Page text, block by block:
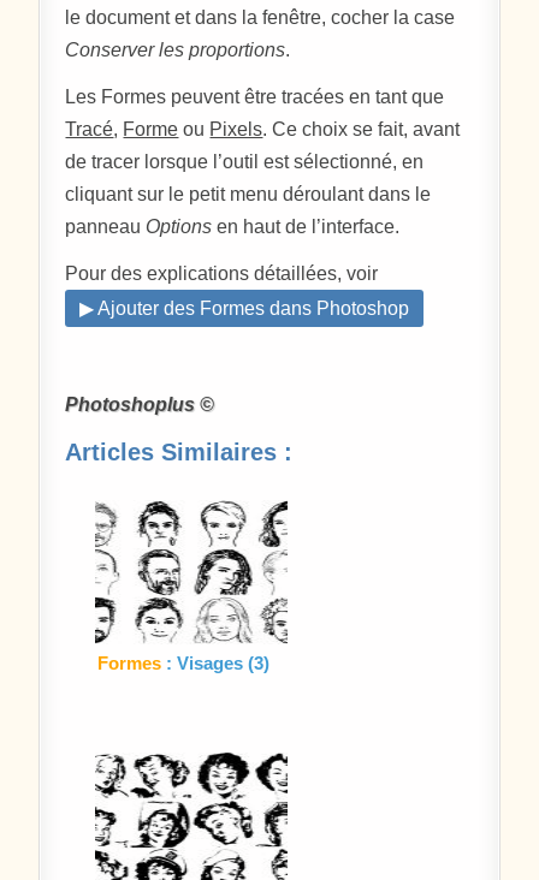
le document et dans la fenêtre, cocher la case
Conserver les proportions.
Les Formes peuvent être tracées en tant que
Tracé, Forme ou Pixels. Ce choix se fait, avant
de tracer lorsque l’outil est sélectionné, en
cliquant sur le petit menu déroulant dans le
panneau Options en haut de l’interface.
Pour des explications détaillées, voir
▶ Ajouter des Formes dans Photoshop
Photoshoplus ©
Articles Similaires :
Formes : Visages (3)